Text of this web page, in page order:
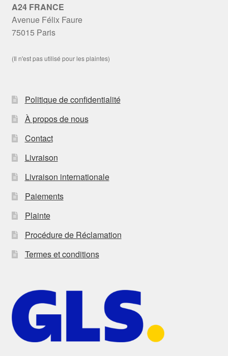
A24 FRANCE
Avenue Félix Faure
75015 Paris
(Il n'est pas utilisé pour les plaintes)
Politique de confidentialité
À propos de nous
Contact
Livraison
Livraison internationale
Paiements
Plainte
Procédure de Réclamation
Termes et conditions